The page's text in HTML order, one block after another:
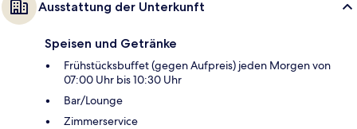
Ausstattung der Unterkunft
Speisen und Getränke
Frühstücksbuffet (gegen Aufpreis) jeden Morgen von
07:00 Uhr bis 10:30 Uhr
Bar/Lounge
Zimmerservice